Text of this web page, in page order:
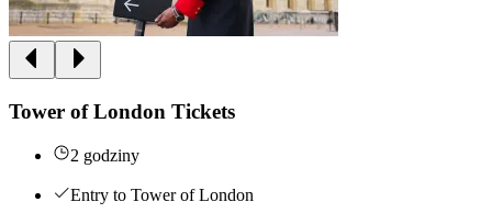
Tower of London Tickets
2 godziny
Entry to Tower of London